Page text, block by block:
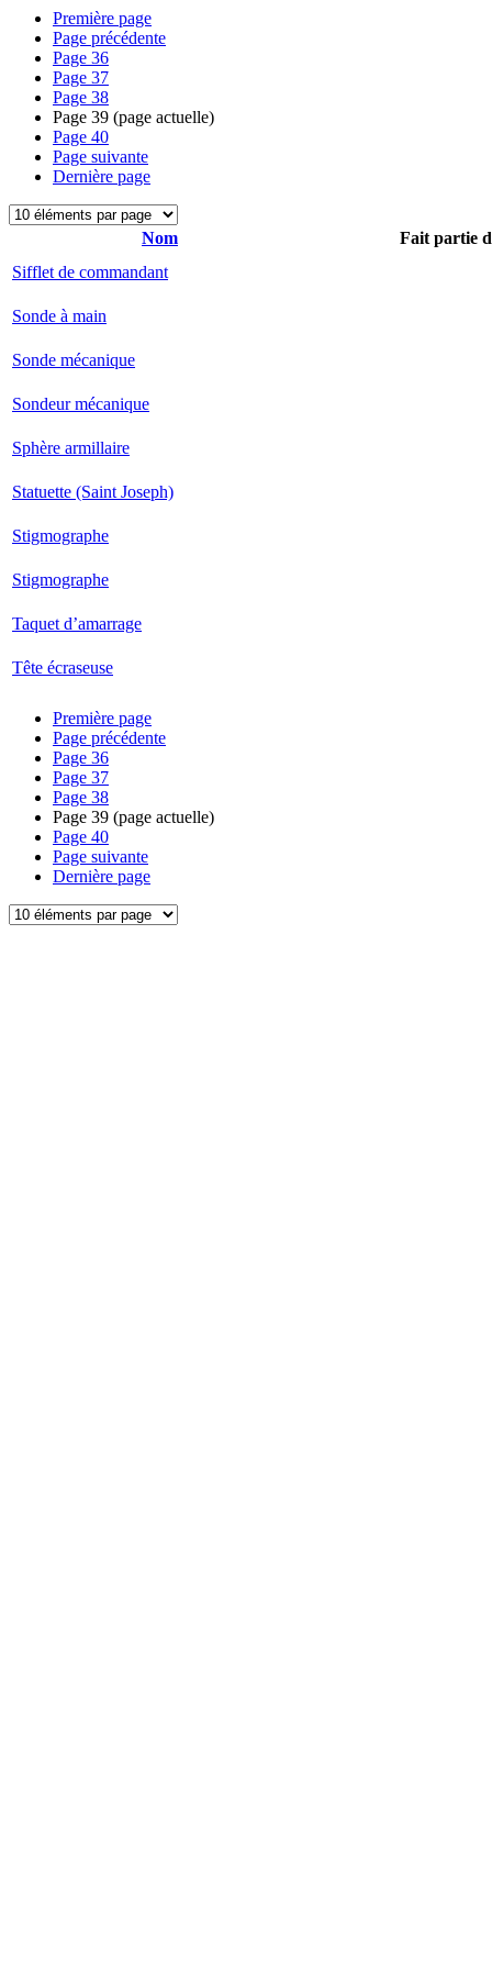
Première page
Page précédente
Page 36
Page 37
Page 38
Page 39 (page actuelle)
Page 40
Page suivante
Dernière page
Nom
Fait partie
Sifflet de commandant
Sonde à main
Sonde mécanique
Sondeur mécanique
Sphère armillaire
Statuette (Saint Joseph)
Stigmographe
Stigmographe
Taquet d’amarrage
Tête écraseuse
Première page
Page précédente
Page 36
Page 37
Page 38
Page 39 (page actuelle)
Page 40
Page suivante
Dernière page